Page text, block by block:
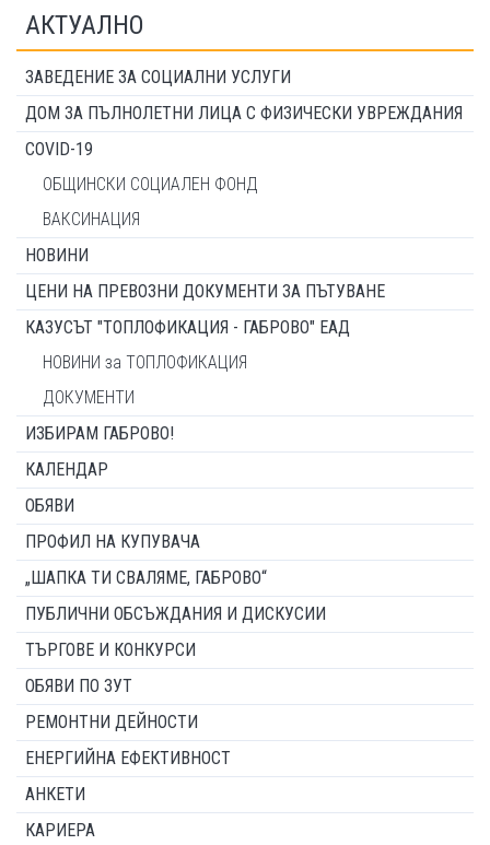
АКТУАЛНО
ЗАВЕДЕНИЕ ЗА СОЦИАЛНИ УСЛУГИ
ДОМ ЗА ПЪЛНОЛЕТНИ ЛИЦА С ФИЗИЧЕСКИ УВРЕЖДАНИЯ
COVID-19
ОБЩИНСКИ СОЦИАЛЕН ФОНД
ВАКСИНАЦИЯ
НОВИНИ
ЦЕНИ НА ПРЕВОЗНИ ДОКУМЕНТИ ЗА ПЪТУВАНЕ
КАЗУСЪТ "ТОПЛОФИКАЦИЯ - ГАБРОВО" ЕАД
НОВИНИ за ТОПЛОФИКАЦИЯ
ДОКУМЕНТИ
ИЗБИРАМ ГАБРОВО!
КАЛЕНДАР
ОБЯВИ
ПРОФИЛ НА КУПУВАЧА
„ШАПКА ТИ СВАЛЯМЕ, ГАБРОВО“
ПУБЛИЧНИ ОБСЪЖДАНИЯ И ДИСКУСИИ
ТЪРГОВЕ И КОНКУРСИ
ОБЯВИ ПО ЗУТ
РЕМОНТНИ ДЕЙНОСТИ
ЕНЕРГИЙНА ЕФЕКТИВНОСТ
АНКЕТИ
КАРИЕРА